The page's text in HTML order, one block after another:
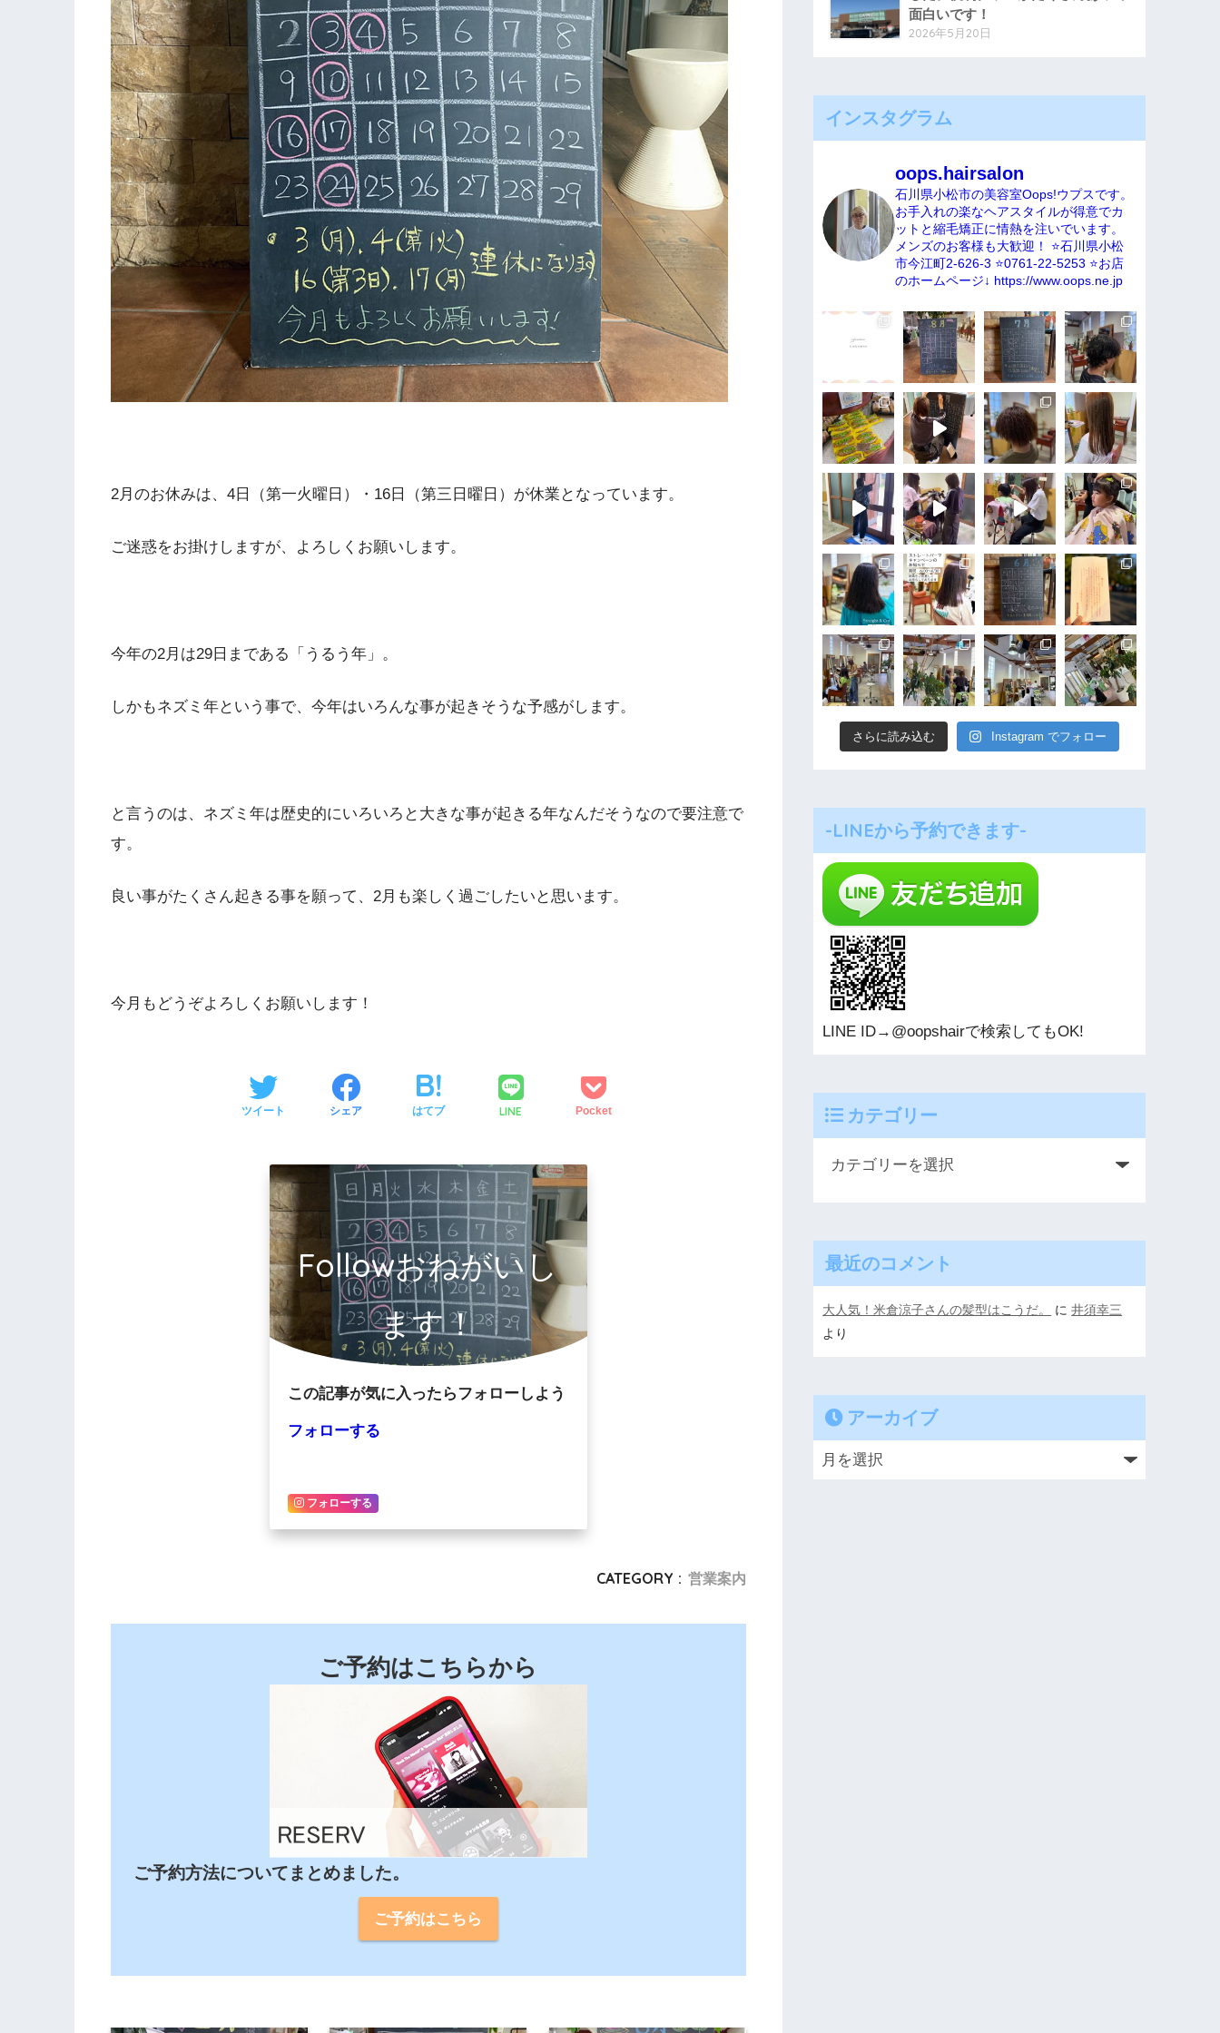
2月のお休みは、4日（第一火曜日）・16日（第三日曜日）が休業となっています。
ご迷惑をお掛けしますが、よろしくお願いします。
今年の2月は29日まである「うるう年」。
しかもネズミ年という事で、今年はいろんな事が起きそうな予感がします。
と言うのは、ネズミ年は歴史的にいろいろと大きな事が起きる年なんだそうなので要注意で
す。
良い事がたくさん起きる事を願って、2月も楽しく過ごしたいと思います。
今月もどうぞよろしくお願いします！
ツイート シェア はてブ LINE Pocket
Followおねがいし
ます！
この記事が気に入ったらフォローしよう
フォローする
フォローする
CATEGORY : 営業案内
ご予約はこちらから
ご予約方法についてまとめました。
ご予約はこちら
面白いです！
2026年5月20日
インスタグラム
oops.hairsalon
石川県小松市の美容室Oops!ウプスです。
お手入れの楽なヘアスタイルが得意でカ
ットと縮毛矯正に情熱を注いでいます。
メンズのお客様も大歓迎！
⭐️石川県小松
市今江町2-626-3 ⭐️0761-22-5253 ⭐️お店
のホームページ↓ https://www.oops.ne.jp
さらに読み込む Instagram でフォロー
-LINEから予約できます-
LINE ID→@oopshairで検索してもOK!
カテゴリー
最近のコメント
大人気！米倉涼子さんの髪型はこうだ。 に井須幸三
より
アーカイブ